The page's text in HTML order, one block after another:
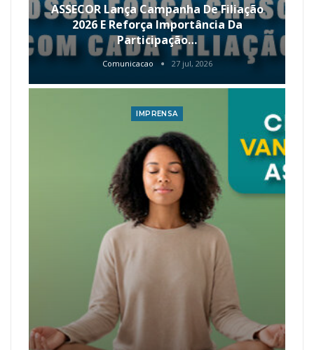
ASSECOR Lança Campanha De Filiação
2026 E Reforça Importância Da
Participação…
Comunicacao 27 jul, 2026
IMPRENSA